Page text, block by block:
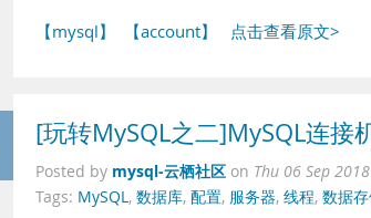
【mysql】 【account】 点击查看原文>
[玩转MySQL之二]MySQL连接
Posted by mysql-云栖社区 on Thu 06 Sep
Tags: MySQL, 数据库, 配置, 服务器, 线程, 数据